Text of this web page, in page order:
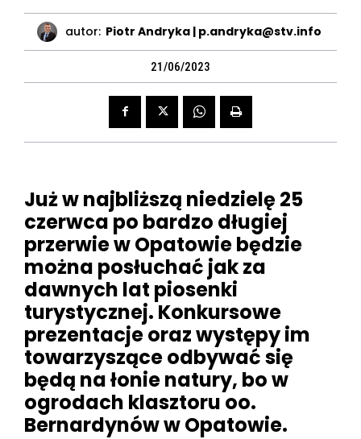
autor: Piotr Andryka | p.andryka@stv.info
21/06/2023
Już w najbliższą niedzielę 25
czerwca po bardzo długiej
przerwie w Opatowie będzie
można posłuchać jak za
dawnych lat piosenki
turystycznej. Konkursowe
prezentacje oraz występy im
towarzyszące odbywać się
będą na łonie natury, bo w
ogrodach klasztoru oo.
Bernardynów w Opatowie.